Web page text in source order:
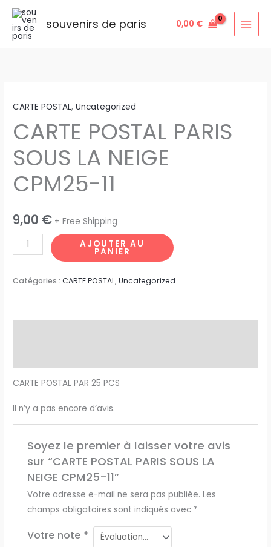
Aller
contenu
souvenirs de paris 0,00 €
CARTE POSTAL,Uncategorized
CARTE POSTAL PARIS
SOUS LA NEIGE
CPM25-11
9,00 € + Free Shipping
de
CARTE
POSTAL
PARIS
SOUS
LA
CPM25-
AJOUTER AU
PANIER
Catégories :CARTE POSTAL,Uncategorized
CARTE POSTAL PAR 25 PCS
Il n’y a pas encore d’avis.
Soyez le premier à laisser votre avis
sur “CARTE POSTAL PARIS SOUS LA
NEIGE CPM25-11”
Votre adresse e-mail ne sera pas publiée. Les
champs obligatoires sont indiqués avec *
Votre note *